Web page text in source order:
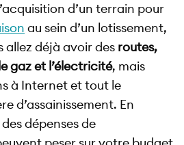
d’un terrain pour
au sein d’un lotissement,
allez déjà avoir des routes,
gaz et l’électricité, mais
à Internet et tout le
d’assainissement. En
dépenses de